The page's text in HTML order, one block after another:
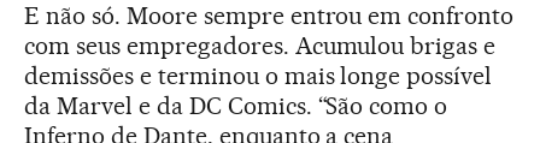
E não só. Moore sempre entrou em confronto
com seus empregadores. Acumulou brigas e
demissões e terminou o mais longe possível
da Marvel e da DC Comics. “São como o
Inferno de Dante, enquanto a cena